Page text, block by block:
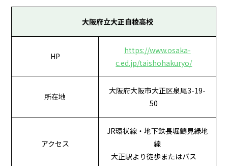
大阪府立大正白稜高校
HP
https://www.osaka-
c.ed.jp/taishohakuryo/
所在地
大阪府大阪市大正区泉尾3-19-
50
アクセス
JR環状線・地下鉄長堀鶴見緑地
線
大正駅より徒歩またはバス